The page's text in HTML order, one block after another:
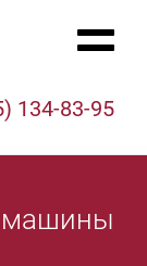
134-83-95
машины